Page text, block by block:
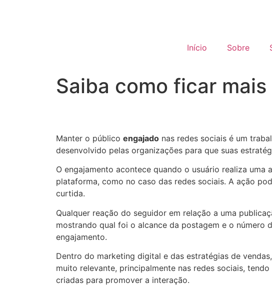
Início Sobre
Saiba como ficar
Manter o público engajado nas redes sociais é um
desenvolvido pelas organizações para que suas
O engajamento acontece quando o usuário realiza uma
plataforma, como no caso das redes sociais. A ação
curtida.
Qualquer reação do seguidor em relação a uma
mostrando qual foi o alcance da postagem e o número
engajamento.
Dentro do marketing digital e das estratégias de
muito relevante, principalmente nas redes sociais,
criadas para promover a interação.